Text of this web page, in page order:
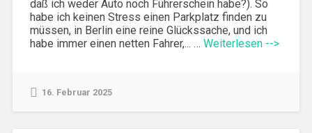
daß ich weder Auto noch Führerschein habe?). So
habe ich keinen Stress einen Parkplatz finden zu
müssen, in Berlin eine reine Glückssache, und ich
habe immer einen netten Fahrer,... … Weiterlesen -->
16. Februar 2025